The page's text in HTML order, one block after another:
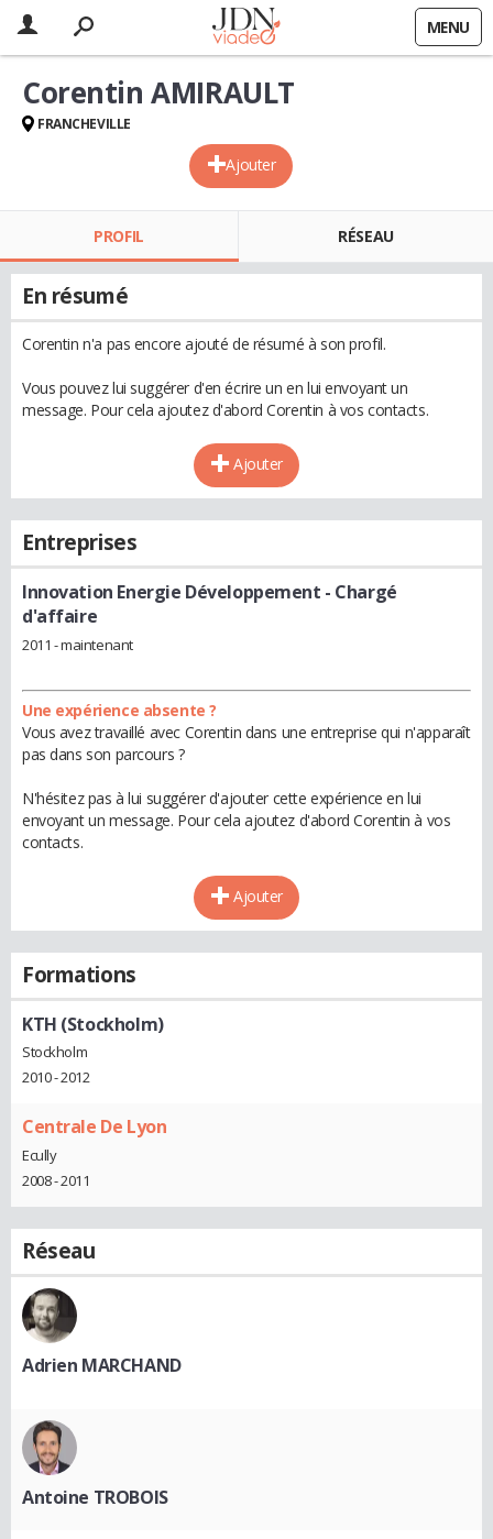
MENU
Ajouter
Corentin AMIRAULT
FRANCHEVILLE
PROFIL RÉSEAU
En résumé
Corentin n'a pas encore ajouté de résumé à son profil.
Vous pouvez lui suggérer d'en écrire un en lui envoyant un
message. Pour cela ajoutez d'abord Corentin à vos contacts.
Ajouter
Entreprises
Innovation Energie Développement - Chargé
d'affaire
2011 - maintenant
Une expérience absente ?
Vous avez travaillé avec Corentin dans une entreprise qui n'apparaît
pas dans son parcours ?
N'hésitez pas à lui suggérer d'ajouter cette expérience en lui
envoyant un message. Pour cela ajoutez d'abord Corentin à vos
contacts.
Ajouter
Formations
KTH (Stockholm)
Stockholm
2010 - 2012
Centrale De Lyon
Ecully
2008 - 2011
Réseau
Adrien MARCHAND
Antoine TROBOIS